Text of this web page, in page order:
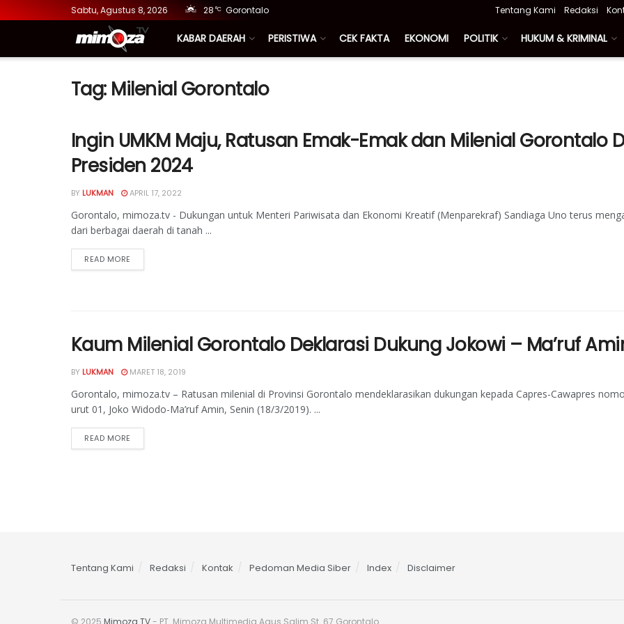
Sabtu, Agustus 8, 2026 28 °C Gorontalo Tentang Kami Redaksi
KABAR DAERAH PERISTIWA CEK FAKTA EKONOMI POLITIK HUKUM & KRIMINAL
Tag: Milenial Gorontalo
Ingin UMKM Maju, Ratusan Emak-Emak dan Milenial Gorontalo
Presiden 2024
BY LUKMAN APRIL 17, 2022
Gorontalo, mimoza.tv - Dukungan untuk Menteri Pariwisata dan Ekonomi Kreatif (Menparekraf) Sandiaga Uno terus
dari berbagai daerah di tanah ...
READ MORE
Kaum Milenial Gorontalo Deklarasi Dukung Jokowi – Ma’ruf
BY LUKMAN MARET 18, 2019
Gorontalo, mimoza.tv – Ratusan milenial di Provinsi Gorontalo mendeklarasikan dukungan kepada Capres-Cawapres
urut 01, Joko Widodo-Ma’ruf Amin, Senin (18/3/2019). ...
READ MORE
Tentang Kami Redaksi Kontak Pedoman Media Siber Index Disclaimer
© 2025 Mimoza TV- PT. Mimoza Multimedia Agus Salim St. 67 Gorontalo